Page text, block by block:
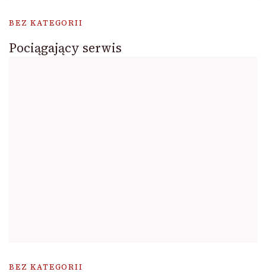
BEZ KATEGORII
Pociągający serwis
BEZ KATEGORII